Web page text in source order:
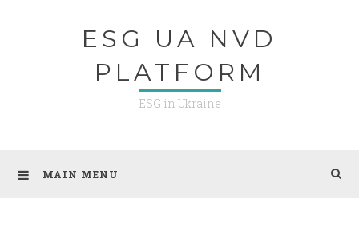
ESG UA NVD
PLATFORM
ESG in Ukraine
MAIN MENU